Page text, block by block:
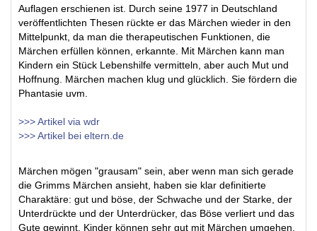
Auflagen erschienen ist. Durch seine 1977 in Deutschland
veröffentlichten Thesen rückte er das Märchen wieder in den
Mittelpunkt, da man die therapeutischen Funktionen, die
Märchen erfüllen können, erkannte. Mit Märchen kann man
Kindern ein Stück Lebenshilfe vermitteln, aber auch Mut und
Hoffnung. Märchen machen klug und glücklich. Sie fördern die
Phantasie uvm.
>>> Artikel via wdr
>>> Artikel bei eltern.de
Märchen mögen "grausam" sein, aber wenn man sich gerade
die Grimms Märchen ansieht, haben sie klar definitierte
Charaktäre: gut und böse, der Schwache und der Starke, der
Unterdrückte und der Unterdrücker, das Böse verliert und das
Gute gewinnt. Kinder können sehr gut mit Märchen umgehen,